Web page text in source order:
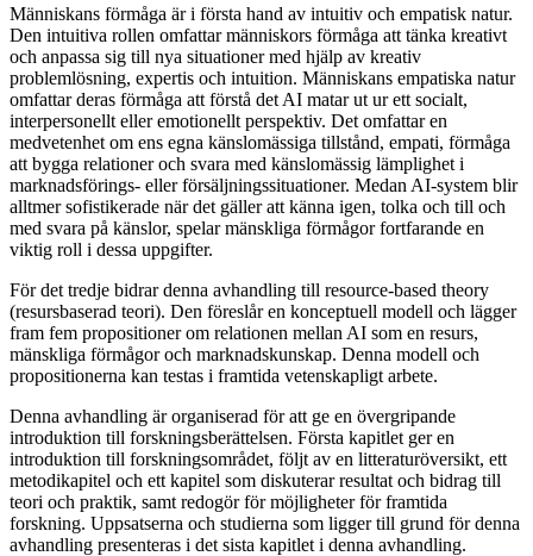
Människans förmåga är i första hand av intuitiv och empatisk natur.
Den intuitiva rollen omfattar människors förmåga att tänka kreativt
och anpassa sig till nya situationer med hjälp av kreativ
problemlösning, expertis och intuition. Människans empatiska natur
omfattar deras förmåga att förstå det AI matar ut ur ett socialt,
interpersonellt eller emotionellt perspektiv. Det omfattar en
medvetenhet om ens egna känslomässiga tillstånd, empati, förmåga
att bygga relationer och svara med känslomässig lämplighet i
marknadsförings- eller försäljningssituationer. Medan AI-system blir
alltmer sofistikerade när det gäller att känna igen, tolka och till och
med svara på känslor, spelar mänskliga förmågor fortfarande en
viktig roll i dessa uppgifter.
För det tredje bidrar denna avhandling till resource-based theory
(resursbaserad teori). Den föreslår en konceptuell modell och lägger
fram fem propositioner om relationen mellan AI som en resurs,
mänskliga förmågor och marknadskunskap. Denna modell och
propositionerna kan testas i framtida vetenskapligt arbete.
Denna avhandling är organiserad för att ge en övergripande
introduktion till forskningsberättelsen. Första kapitlet ger en
introduktion till forskningsområdet, följt av en litteraturöversikt, ett
metodikapitel och ett kapitel som diskuterar resultat och bidrag till
teori och praktik, samt redogör för möjligheter för framtida
forskning. Uppsatserna och studierna som ligger till grund för denna
avhandling presenteras i det sista kapitlet i denna avhandling.